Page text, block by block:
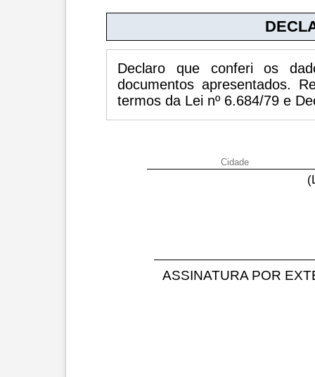
Declaro que conferi os
documentos apresentados.
termos da Lei nº 6.684/79 e
ASSINATURA POR